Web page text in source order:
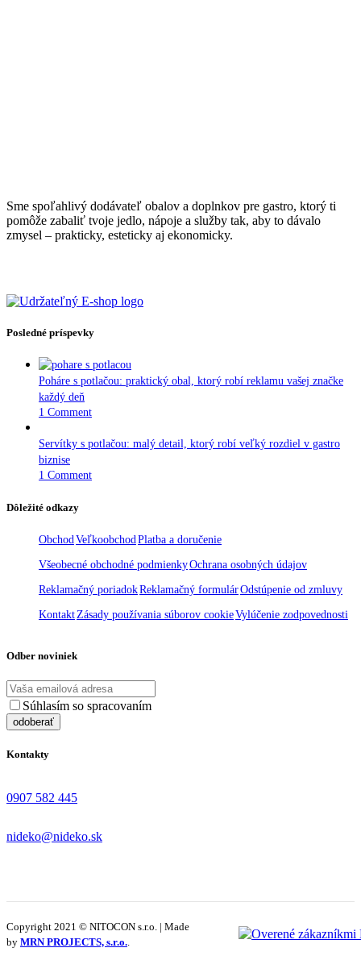
Sme spoľahlivý dodávateľ obalov a doplnkov pre gastro, ktorý ti
pomôže zabaliť tvoje jedlo, nápoje a služby tak, aby to dávalo
zmysel – prakticky, esteticky aj ekonomicky.
Posledné príspevky
Poháre s potlačou: praktický obal, ktorý robí reklamu vašej značke
každý deň
1 Comment
Servítky s potlačou: malý detail, ktorý robí veľký rozdiel v gastro
biznise
1 Comment
Dôležité odkazy
Obchod Veľkoobchod Platba a doručenie
Všeobecné obchodné podmienkyOchrana osobných údajov
Reklamačný poriadokReklamačný formulárOdstúpenie od zmluvy
Kontakt Zásady používania súborov cookieVylúčenie zodpovednosti
Odber noviniek
Súhlasím so spracovaním
Kontakty
0907 582 445
nideko@nideko.sk
Copyright 2021 © NITOCON s.r.o. | Made
by MRN PROJECTS, s.r.o..